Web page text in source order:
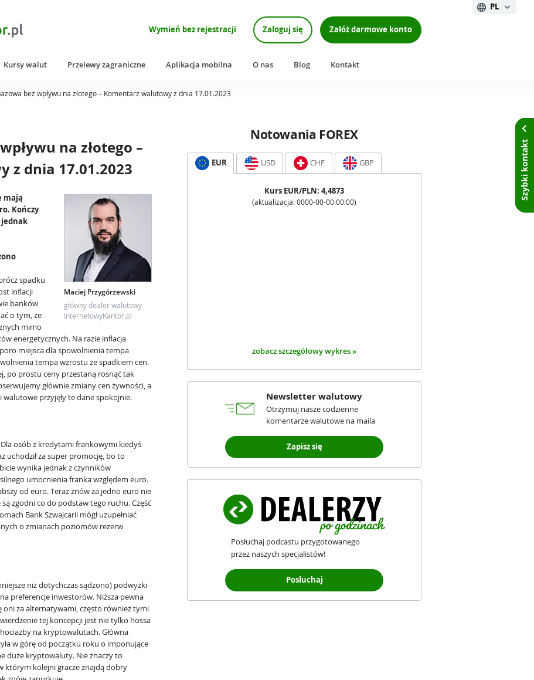
Wymień bez rejestracji Zaloguj się Załóż darmowe konto
PL
Kursy walut Przelewy zagraniczne Aplikacja mobilna O nas Blog Kontakt
bez wpływu na złotego – Komentarz walutowy z dnia 17.01.2023
na złotego –
z dnia 17.01.2023
Maciej Przygórzewski
główny dealer walutowy
InternetowyKantor.pl
mają
Kończy
jednak
spadku
inflacji
banków
o tym, że
mimo
energetycznych. Na razie inflacja
miejsca dla spowolnienia tempa
tempa wzrostu ze spadkiem cen.
po prostu ceny przestaną rosnąć tak
głównie zmiany cen żywności, a
przyjęły te dane spokojnie.
Dla osób z kredytami frankowymi kiedyś
uchodził za super promocję, bo to
wynika jednak z czynników
umocnienia franka względem euro.
od euro. Teraz znów za jedno euro nie
zgodni co do podstaw tego ruchu. Część
Bank Szwajcarii mógł uzupełniać
o zmianach poziomów rezerw
niż dotychczas sądzono) podwyżki
preferencje inwestorów. Niższa pewna
za alternatywami, często również tymi
tej koncepcji jest nie tylko hossa
na kryptowalutach. Główna
w górę od początku roku o imponujące
duże kryptowaluty. Nie znaczy to
którym kolejni gracze znajdą dobry
Notowania FOREX
EUR USD CHF GBP
Kurs EUR/PLN: 4,4873
(aktualizacja: 0000-00-00 00:00)
zobacz szczegółowy wykres »
Newsletter walutowy
Otrzymuj nasze codzienne
komentarze walutowe na maila
Zapisz się
Posłuchaj podcastu przygotowanego
przez naszych specjalistów!
Posłuchaj
Szybki kontakt